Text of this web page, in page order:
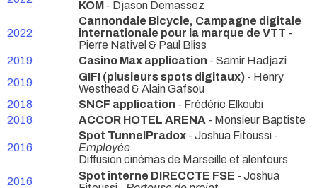
KÖM - Djason Demassez
2022
Cannondale Bicycle, Campagne digitale
internationale pour la marque de VTT -
Pierre Nativel & Paul Bliss
2019
Casino Max application - Samir Hadjazi
2019
GIFI (plusieurs spots digitaux) - Henry
Westhead & Alain Gafsou
2018
SNCF application - Frédéric Elkoubi
2018
ACCOR HOTEL ARENA - Monsieur Baptiste
2016
Spot TunnelPradox - Joshua Fitoussi -
Employée
Diffusion cinémas de Marseille et alentours
2016
Spot interne DIRECCTE FSE - Joshua